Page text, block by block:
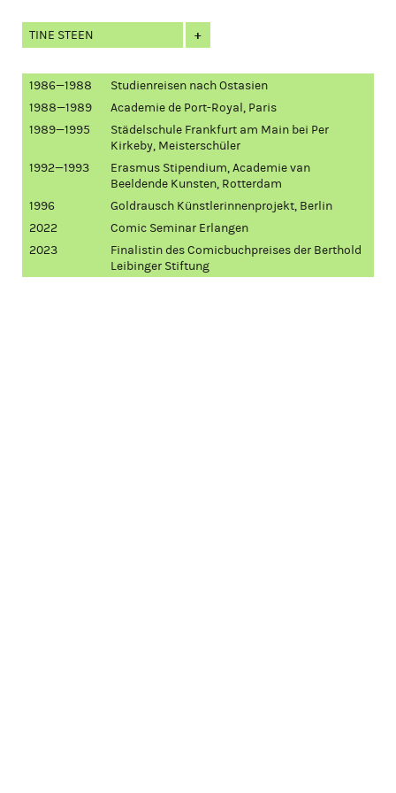
+
TINE STEEN
1986—1988
Studienreisen nach Ostasien
1988—1989
Academie de Port-Royal, Paris
1989—1995
Städelschule Frankfurt am Main bei Per
Kirkeby, Meisterschüler
1992—1993
Erasmus Stipendium, Academie van
Beeldende Kunsten, Rotterdam
1996
Goldrausch Künstlerinnenprojekt, Berlin
2022
Comic Seminar Erlangen
2023
Finalistin des Comicbuchpreises der Berthold
Leibinger Stiftung